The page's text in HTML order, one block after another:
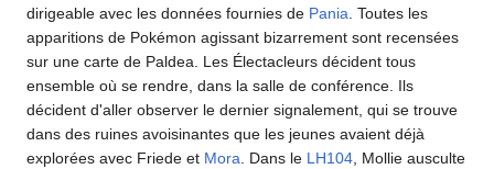
dirigeable avec les données fournies de Pania. Toutes les
apparitions de Pokémon agissant bizarrement sont recensées
sur une carte de Paldea. Les Électacleurs décident tous
ensemble où se rendre, dans la salle de conférence. Ils
décident d'aller observer le dernier signalement, qui se trouve
dans des ruines avoisinantes que les jeunes avaient déjà
explorées avec Friede et Mora. Dans le LH104, Mollie ausculte